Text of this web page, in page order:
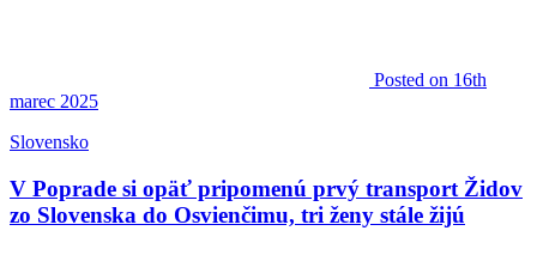
Posted on 16th
marec 2025
Slovensko
V Poprade si opäť pripomenú prvý transport Židov
zo Slovenska do Osvienčimu, tri ženy stále žijú